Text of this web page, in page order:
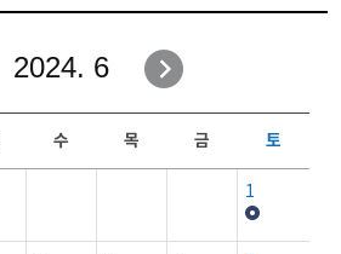
2024. 6
수 목 금 토
1